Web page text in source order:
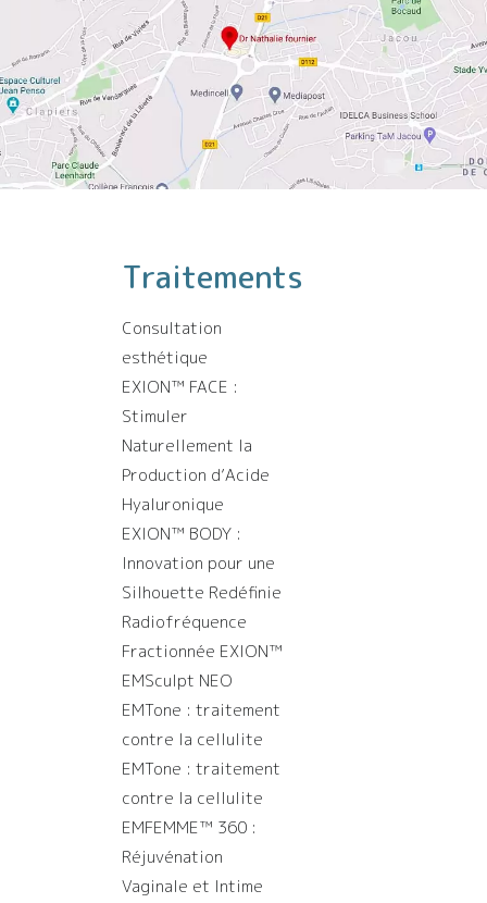
Traitements
Consultation
esthétique
EXION™️ FACE :
Stimuler
Naturellement la
Production d’Acide
Hyaluronique
EXION™️ BODY :
Innovation pour une
Silhouette Redéfinie
Radiofréquence
Fractionnée EXION™️
EMSculpt NEO
EMTone : traitement
contre la cellulite
EMTone : traitement
contre la cellulite
EMFEMME™ 360 :
Réjuvénation
Vaginale et Intime